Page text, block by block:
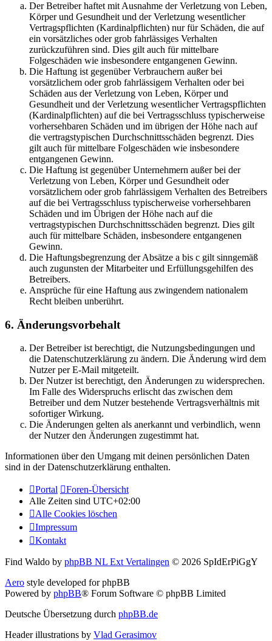
Der Betreiber haftet mit Ausnahme der Verletzung von Leben,
Körper und Gesundheit und der Verletzung wesentlicher
Vertragspflichten (Kardinalpflichten) nur für Schäden, die auf
ein vorsätzliches oder grob fahrlässiges Verhalten
zurückzuführen sind. Dies gilt auch für mittelbare
Folgeschäden wie insbesondere entgangenen Gewinn.
Die Haftung ist gegenüber Verbrauchern außer bei
vorsätzlichem oder grob fahrlässigem Verhalten oder bei
Schäden aus der Verletzung von Leben, Körper und
Gesundheit und der Verletzung wesentlicher Vertragspflichten
(Kardinalpflichten) auf die bei Vertragsschluss typischerweise
vorhersehbaren Schäden und im übrigen der Höhe nach auf
die vertragstypischen Durchschnittsschäden begrenzt. Dies
gilt auch für mittelbare Folgeschäden wie insbesondere
entgangenen Gewinn.
Die Haftung ist gegenüber Unternehmern außer bei der
Verletzung von Leben, Körper und Gesundheit oder
vorsätzlichem oder grob fahrlässigem Verhalten des Betreibers
auf die bei Vertragsschluss typischerweise vorhersehbaren
Schäden und im Übrigen der Höhe nach auf die
vertragstypischen Durchschnittsschäden begrenzt. Dies gilt
auch für mittelbare Schäden, insbesondere entgangenen
Gewinn.
Die Haftungsbegrenzung der Absätze a bis c gilt sinngemäß
auch zugunsten der Mitarbeiter und Erfüllungsgehilfen des
Betreibers.
Ansprüche für eine Haftung aus zwingendem nationalem
Recht bleiben unberührt.
6. Änderungsvorbehalt
Der Betreiber ist berechtigt, die Nutzungsbedingungen und
die Datenschutzerklärung zu ändern. Die Änderung wird dem
Nutzer per E-Mail mitgeteilt.
Der Nutzer ist berechtigt, den Änderungen zu widersprechen.
Im Falle des Widerspruchs erlischt das zwischen dem
Betreiber und dem Nutzer bestehende Vertragsverhältnis mit
sofortiger Wirkung.
Die Änderungen gelten als anerkannt und verbindlich, wenn
der Nutzer den Änderungen zugestimmt hat.
Informationen über den Umgang mit deinen persönlichen Daten
sind in der Datenschutzerklärung enthalten.
Portal
Foren-Übersicht
Alle Zeiten sind UTC+02:00
Alle Cookies löschen
Impressum
Kontakt
Find Waldo by phpBB NL Ext Vertalingen © 2026 SpIdErPiGgY
Aero style developed for phpBB
Powered by phpBB® Forum Software © phpBB Limited
Deutsche Übersetzung durch phpBB.de
Header illustrations by Vlad Gerasimov